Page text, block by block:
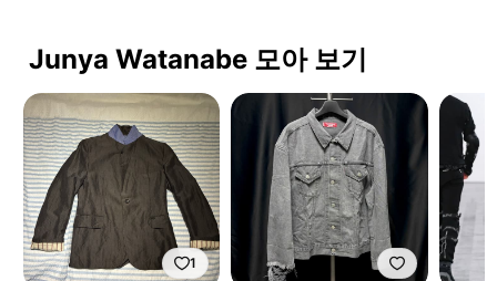
Junya Watanabe 모아 보기
1